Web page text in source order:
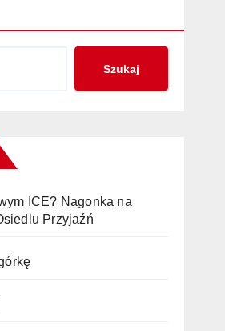
Szukaj
ICE? Nagonka na
Przyjaźń